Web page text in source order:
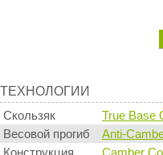
Технологии
ТЕХНОЛОГИИ
Скользяк
True Base
Весовой прогиб
Anti-